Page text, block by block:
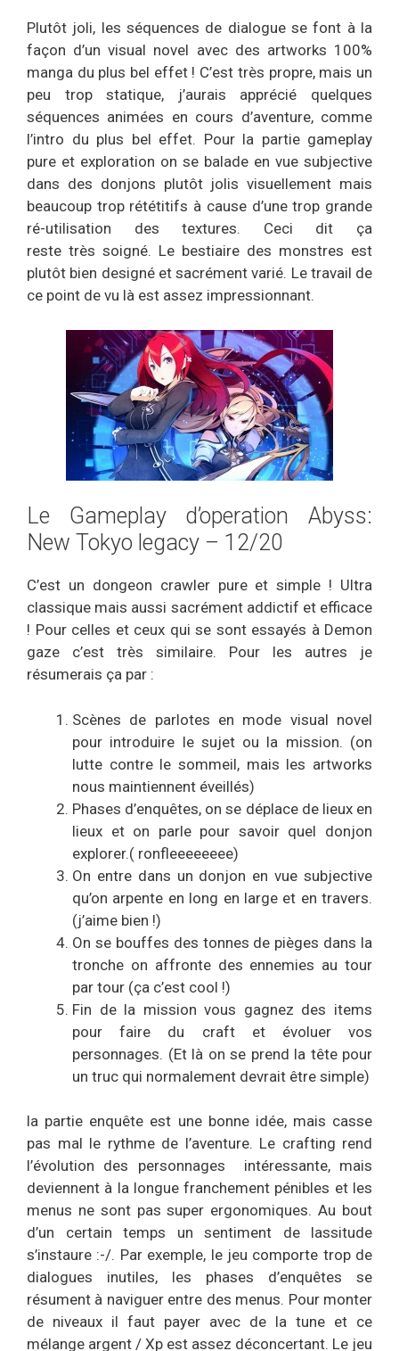
Plutôt joli, les séquences de dialogue se font à la
façon d’un visual novel avec des artworks 100%
manga du plus bel effet ! C’est très propre, mais un
peu trop statique, j’aurais apprécié quelques
séquences animées en cours d’aventure, comme
l’intro du plus bel effet. Pour la partie gameplay
pure et exploration on se balade en vue subjective
dans des donjons plutôt jolis visuellement mais
beaucoup trop rététitifs à cause d’une trop grande
ré-utilisation des textures. Ceci dit ça
reste très soigné. Le bestiaire des monstres est
plutôt bien designé et sacrément varié. Le travail de
ce point de vu là est assez impressionnant.
Le Gameplay d’operation Abyss:
New Tokyo legacy – 12/20
C’est un dongeon crawler pure et simple ! Ultra
classique mais aussi sacrément addictif et efficace
! Pour celles et ceux qui se sont essayés à Demon
gaze c’est très similaire. Pour les autres je
résumerais ça par :
Scènes de parlotes en mode visual novel
pour introduire le sujet ou la mission. (on
lutte contre le sommeil, mais les artworks
nous maintiennent éveillés)
Phases d’enquêtes, on se déplace de lieux en
lieux et on parle pour savoir quel donjon
explorer.( ronfleeeeeeee)
On entre dans un donjon en vue subjective
qu’on arpente en long en large et en travers.
(j’aime bien !)
On se bouffes des tonnes de pièges dans la
tronche on affronte des ennemies au tour
par tour (ça c’est cool !)
Fin de la mission vous gagnez des items
pour faire du craft et évoluer vos
personnages. (Et là on se prend la tête pour
un truc qui normalement devrait être simple)
la partie enquête est une bonne idée, mais casse
pas mal le rythme de l’aventure. Le crafting rend
l’évolution des personnages intéressante, mais
deviennent à la longue franchement pénibles et les
menus ne sont pas super ergonomiques. Au bout
d’un certain temps un sentiment de lassitude
s’instaure :-/. Par exemple, le jeu comporte trop de
dialogues inutiles, les phases d’enquêtes se
résument à naviguer entre des menus. Pour monter
de niveaux il faut payer avec de la tune et ce
mélange argent / Xp est assez déconcertant. Le jeu